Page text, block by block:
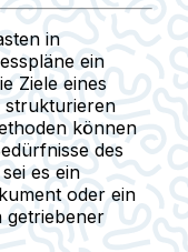
in
ein
Ziele eines
strukturieren
können
des
es ein
oder ein
getriebener